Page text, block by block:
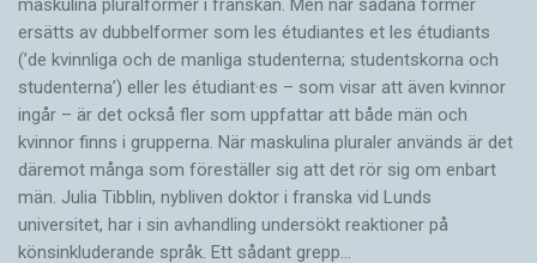
ersätts av dubbel­former som les étudiantes et les étudiants
(’de kvinnliga och de manliga studenterna; studentskorna och
studenterna’) eller les étudiant·es – som visar att även kvinnor
ingår – är det också fler som uppfattar att både män och
kvinnor finns i grupperna. När maskulina pluraler används är det
där­emot många som föreställer sig att det rör sig om enbart
män. Julia Tibblin, nybliven doktor i franska vid Lunds
universitet, har i sin avhandling undersökt reaktioner på
könsinkluderande språk. Ett sådant grepp…